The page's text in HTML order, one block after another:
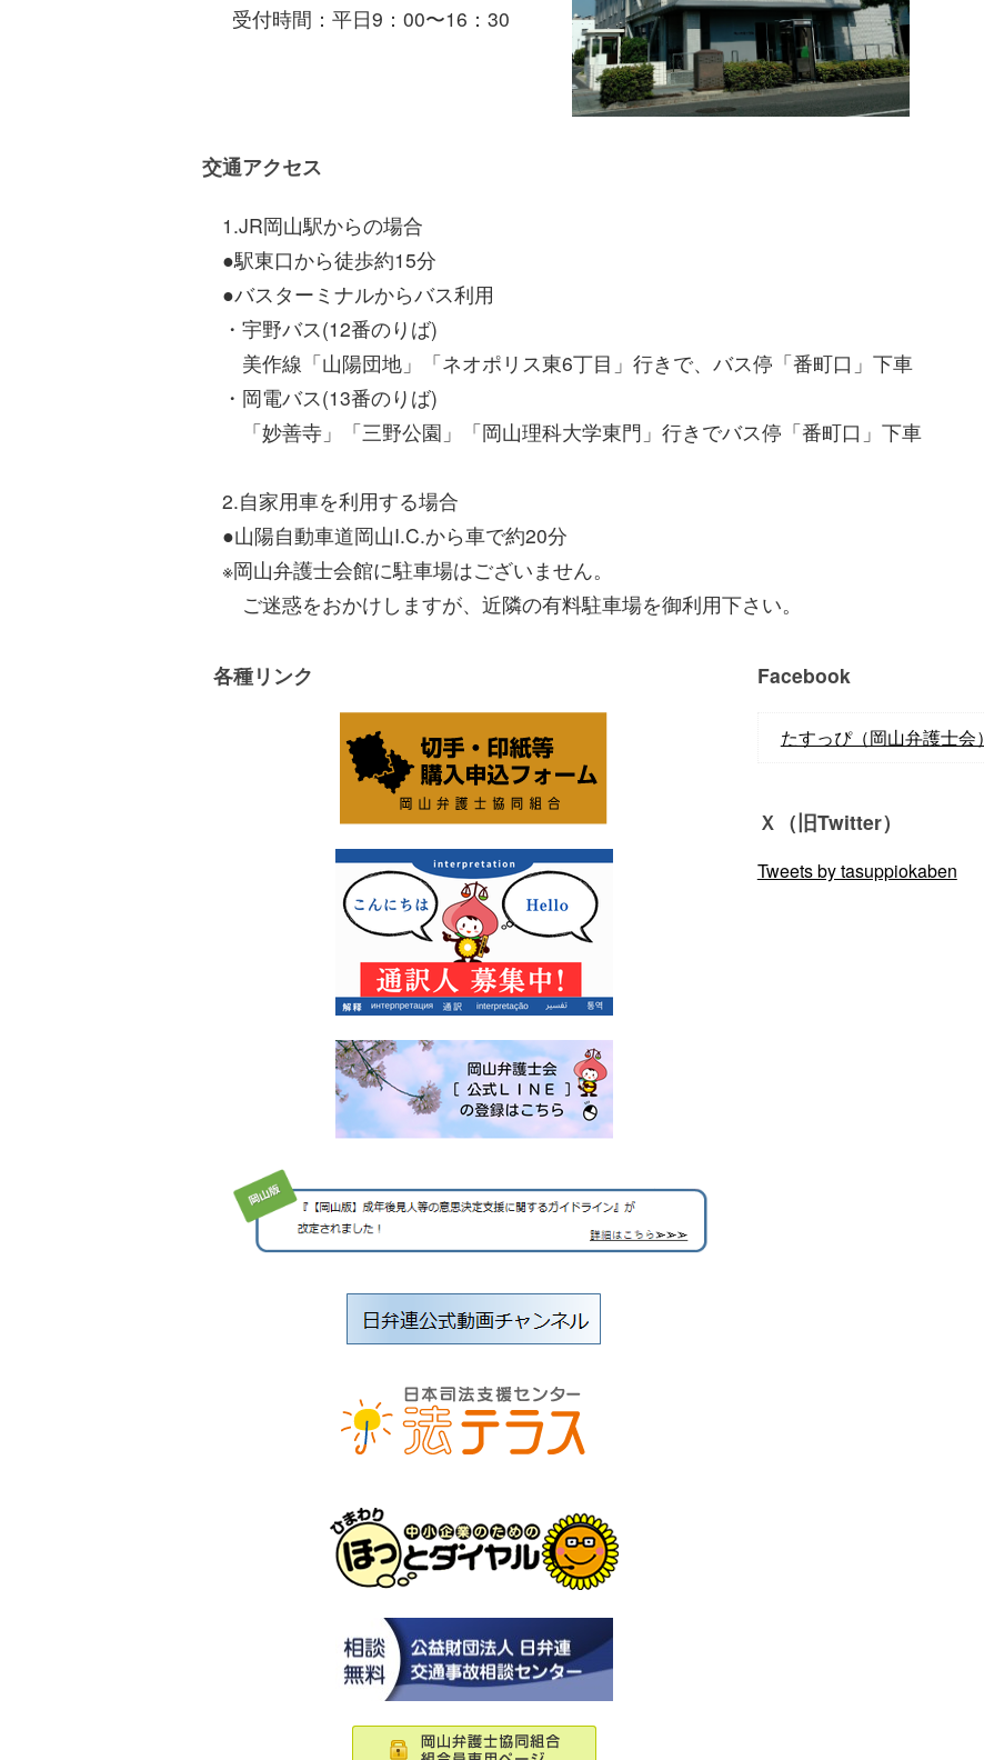
受付時間：平日9：00〜16：30
交通アクセス
1.JR岡山駅からの場合
●駅東口から徒歩約15分
●バスターミナルからバス利用
・宇野バス(12番のりば)
美作線「山陽団地」「ネオポリス東6丁目」行きで、バス停「番町口」下車
・岡電バス(13番のりば)
「妙善寺」「三野公園」「岡山理科大学東門」行きでバス停「番町口」下車
2.自家用車を利用する場合
●山陽自動車道岡山I.C.から車で約20分
※岡山弁護士会館に駐車場はございません。
ご迷惑をおかけしますが、近隣の有料駐車場を御利用下さい。
各種リンク Facebook
たすっぴ（岡山弁護士会）
Ｘ（旧Twitter）
Tweets by tasuppiokaben